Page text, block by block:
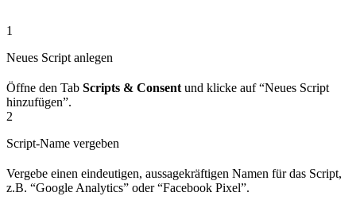
1
Neues Script anlegen
Öffne den Tab Scripts & Consent und klicke auf “Neues Script
hinzufügen”.
2
Script-Name vergeben
Vergebe einen eindeutigen, aussagekräftigen Namen für das Script,
z.B. “Google Analytics” oder “Facebook Pixel”.